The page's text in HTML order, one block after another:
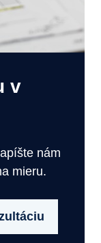
v
nám
mieru.